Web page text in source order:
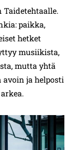
Taidetehtaalle.
paikka,
hetket
musiikista,
mutta yhtä
avoin ja helposti